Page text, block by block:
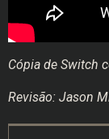
Cópia de Switch
Revisão: Jason